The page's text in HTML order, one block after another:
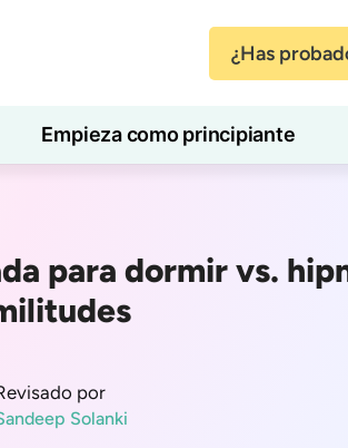
¿Has
Empieza como principiante
para dormir vs.
por
Solanki